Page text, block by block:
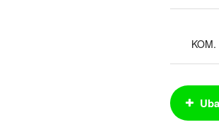
KOM.